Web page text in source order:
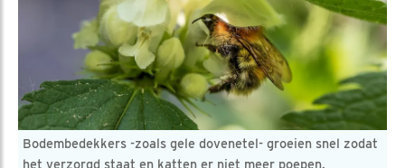
Bodembedekkers -zoals gele dovenetel- groeien snel zodat
het verzorgd staat en katten er niet meer poepen.